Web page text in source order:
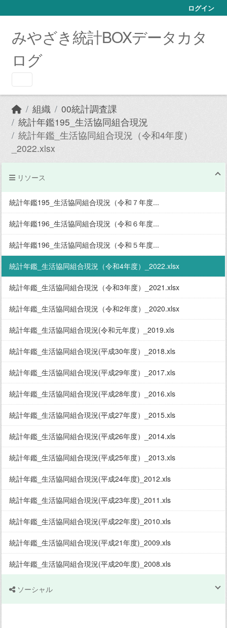
ログイン
みやざき統計BOXデータカタ
ログ
組織
00統計調査課
統計年鑑195_生活協同組合現況
統計年鑑_生活協同組合現況（令和4年度）
_2022.xlsx
リソース
統計年鑑195_生活協同組合現況（令和７年度...
統計年鑑196_生活協同組合現況（令和６年度...
統計年鑑196_生活協同組合現況（令和５年度...
統計年鑑_生活協同組合現況（令和4年度）_2022.xlsx
統計年鑑_生活協同組合現況（令和3年度）_2021.xlsx
統計年鑑_生活協同組合現況（令和2年度）_2020.xlsx
統計年鑑_生活協同組合現況(令和元年度）_2019.xls
統計年鑑_生活協同組合現況(平成30年度）_2018.xls
統計年鑑_生活協同組合現況(平成29年度）_2017.xls
統計年鑑_生活協同組合現況(平成28年度）_2016.xls
統計年鑑_生活協同組合現況(平成27年度）_2015.xls
統計年鑑_生活協同組合現況(平成26年度）_2014.xls
統計年鑑_生活協同組合現況(平成25年度）_2013.xls
統計年鑑_生活協同組合現況(平成24年度)_2012.xls
統計年鑑_生活協同組合現況(平成23年度)_2011.xls
統計年鑑_生活協同組合現況(平成22年度)_2010.xls
統計年鑑_生活協同組合現況(平成21年度)_2009.xls
統計年鑑_生活協同組合現況(平成20年度)_2008.xls
ソーシャル